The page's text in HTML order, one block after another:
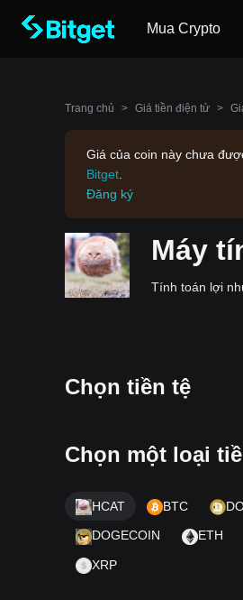
Mua Crypto
Trang chủ > Giá tiền điện tử >
Giá của coin này chưa
Bitget
Đăng ký
Máy
Tính toán lợi
Chọn tiền tệ
Chọn một loại
HCAT BTC
DOGECOIN ETH
XRP